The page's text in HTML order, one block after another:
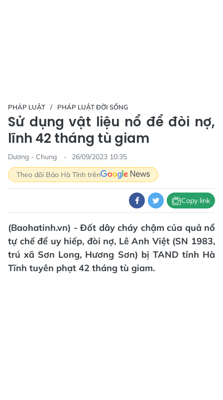
PHÁP LUẬT PHÁP LUẬT ĐỜI SỐNG
Sử dụng vật liệu nổ để đòi nợ,
lĩnh 42 tháng tù giam
Dương - Chung
26/09/2023 10:35
Theo dõi Báo Hà Tĩnh trên
Copy link
(Baohatinh.vn) - Đốt dây cháy chậm của quả nổ
tự chế để uy hiếp, đòi nợ, Lê Anh Việt (SN 1983,
trú xã Sơn Long, Hương Sơn) bị TAND tỉnh Hà
Tĩnh tuyên phạt 42 tháng tù giam.